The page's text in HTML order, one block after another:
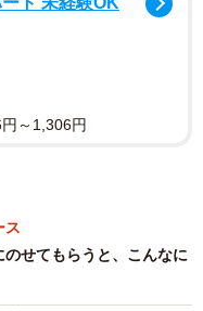
～1,306円
ス
せてもらうと、こんなに